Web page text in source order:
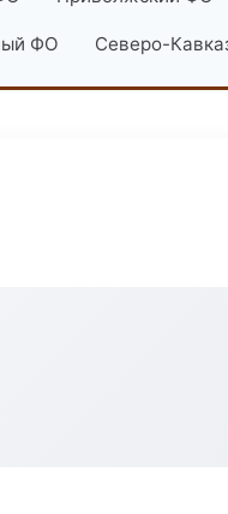
ФО Северо-